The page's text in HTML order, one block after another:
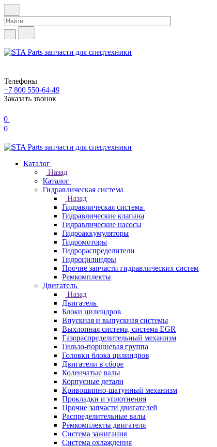
Телефоны
+7 800 550-64-49
Заказать звонок
0
0
Каталог
Назад
Каталог
Гидравлическая система
Назад
Гидравлическая система
Гидравлические клапана
Гидравлические насосы
Гидроаккумуляторы
Гидромоторы
Гидрораспределители
Гидроцилиндры
Прочие запчасти гидравлических систем
Ремкомплекты
Двигатель
Назад
Двигатель
Блоки цилиндров
Впускная и выпускная системы
Выхлопная система, система EGR
Газораспределительный механизм
Гильзо-поршневая группа
Головки блока цилиндров
Двигатели в сборе
Коленчатые валы
Корпусные детали
Кривошипно-шатунный механизм
Прокладки и уплотнения
Прочие запчасти двигателей
Распределительные валы
Ремкомплекты двигателя
Система зажигания
Система охлаждения